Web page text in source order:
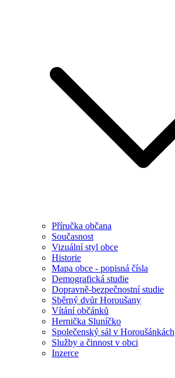
Příručka občana
Současnost
Vizuální styl obce
Historie
Mapa obce - popisná čísla
Demografická studie
Dopravně-bezpečnostní studie
Sběrný dvůr Horoušany
Vítání občánků
Hernička Sluníčko
Společenský sál v Horoušánkách
Služby a činnost v obci
Inzerce